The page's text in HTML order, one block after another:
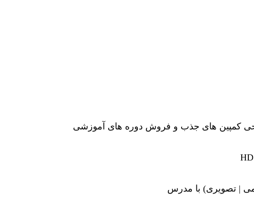
کمپین های جذب و فروش دوره های آموزشی
| تصویری) با مدرس